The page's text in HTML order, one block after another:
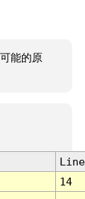
能的原
Line
14